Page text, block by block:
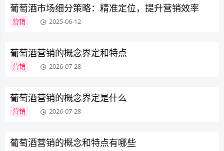
葡萄酒市场细分策略：精准定位，提升营销效率​
营销 2025-06-12
葡萄酒营销的概念界定和特点
营销 2026-07-28
葡萄酒营销的概念界定是什么
营销 2026-07-28
葡萄酒营销的概念和特点有哪些